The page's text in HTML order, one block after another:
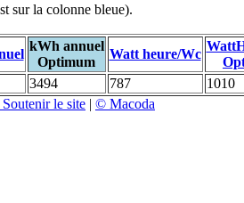
sur la colonne bleue).
kWh annuel
Optimum
Watt heure/Wc
3494 787
1010
Soutenir le site | © Macoda